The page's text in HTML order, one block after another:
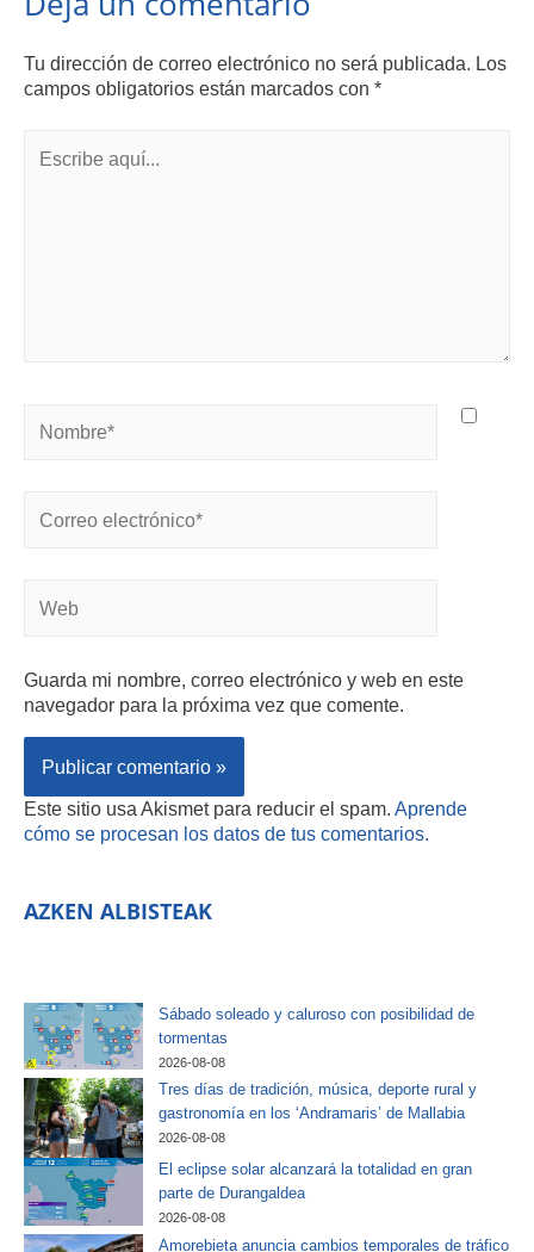
Tu dirección de correo electrónico no será publicada. Los
campos obligatorios están marcados con *
Guarda mi nombre, correo electrónico y web en este
navegador para la próxima vez que comente.
Este sitio usa Akismet para reducir el spam. Aprende
cómo se procesan los datos de tus comentarios.
AZKEN ALBISTEAK
Sábado soleado y caluroso con posibilidad de
tormentas
2026-08-08
Tres días de tradición, música, deporte rural y
gastronomía en los ‘Andramaris’ de Mallabia
2026-08-08
El eclipse solar alcanzará la totalidad en gran
parte de Durangaldea
2026-08-08
Amorebieta anuncia cambios temporales de tráfico